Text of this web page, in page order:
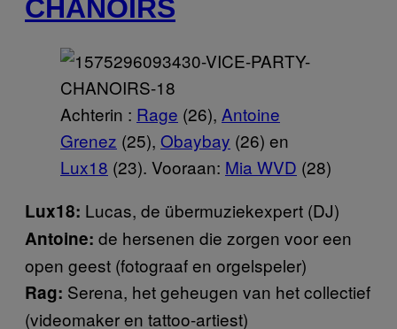
CHANOIRS
Achterin : Rage (26), Antoine
Grenez (25), Obaybay (26) en
Lux18 (23). Vooraan: Mia WVD (28)
Lux18: Lucas, de übermuziekexpert (DJ)
Antoine: de hersenen die zorgen voor een
open geest (fotograaf en orgelspeler)
Rag: Serena, het geheugen van het collectief
(videomaker en tattoo-artiest)